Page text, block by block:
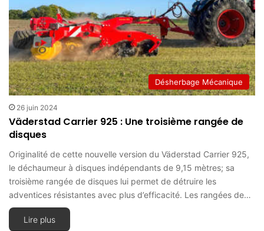
Désherbage Mécanique
26 juin 2024
Väderstad Carrier 925 : Une troisième rangée de
disques
Originalité de cette nouvelle version du Väderstad Carrier 925,
le déchaumeur à disques indépendants de 9,15 mètres; sa
troisième rangée de disques lui permet de détruire les
adventices résistantes avec plus d’efficacité. Les rangées de…
Lire plus